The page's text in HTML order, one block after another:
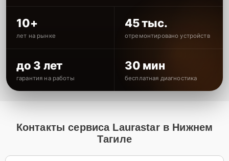
10+
лет на рынке
45 тыс.
отремонтировано устройств
до 3 лет
гарантия на работы
30 мин
бесплатная диагностика
Контакты сервиса Laurastar в Нижнем
Тагиле